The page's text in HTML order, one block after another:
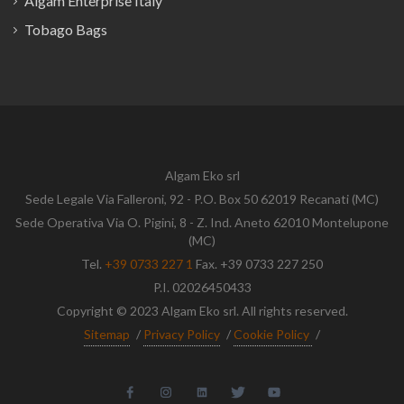
Tobago Bags
Algam Eko srl
Sede Legale Via Falleroni, 92 - P.O. Box 50 62019 Recanati (MC)
Sede Operativa Via O. Pigini, 8 - Z. Ind. Aneto 62010 Montelupone
(MC)
Tel. +39 0733 227 1 Fax. +39 0733 227 250
P.I. 02026450433
Copyright © 2023 Algam Eko srl. All rights reserved.
Sitemap / Privacy Policy / Cookie Policy /